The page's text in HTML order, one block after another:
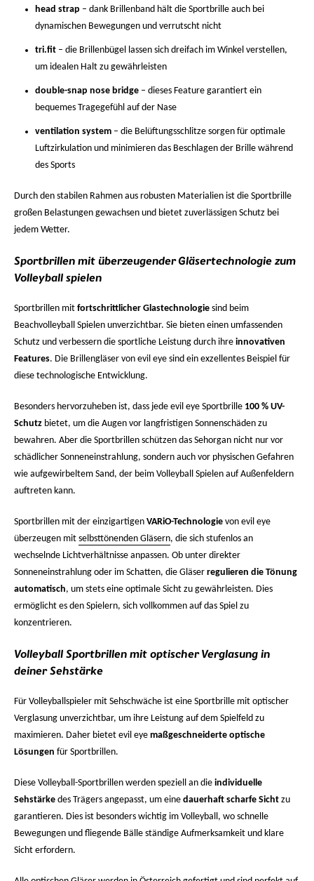
head strap – dank Brillenband hält die Sportbrille auch bei
dynamischen Bewegungen und verrutscht nicht
tri.fit – die Brillenbügel lassen sich dreifach im Winkel verstellen,
um idealen Halt zu gewährleisten
double-snap nose bridge – dieses Feature garantiert ein
bequemes Tragegefühl auf der Nase
ventilation system – die Belüftungsschlitze sorgen für optimale
Luftzirkulation und minimieren das Beschlagen der Brille während
des Sports
Durch den stabilen Rahmen aus robusten Materialien ist die Sportbrille
großen Belastungen gewachsen und bietet zuverlässigen Schutz bei
jedem Wetter.
Sportbrillen mit überzeugender Gläsertechnologie zum
Volleyball spielen
Sportbrillen mit fortschrittlicher Glastechnologie sind beim
Beachvolleyball Spielen unverzichtbar. Sie bieten einen umfassenden
Schutz und verbessern die sportliche Leistung durch ihre innovativen
Features. Die Brillengläser von evil eye sind ein exzellentes Beispiel für
diese technologische Entwicklung.
Besonders hervorzuheben ist, dass jede evil eye Sportbrille 100 % UV-
Schutz bietet, um die Augen vor langfristigen Sonnenschäden zu
bewahren. Aber die Sportbrillen schützen das Sehorgan nicht nur vor
schädlicher Sonneneinstrahlung, sondern auch vor physischen Gefahren
wie aufgewirbeltem Sand, der beim Volleyball Spielen auf Außenfeldern
auftreten kann.
Sportbrillen mit der einzigartigen VARiO-Technologie von evil eye
überzeugen mit selbsttönenden Gläsern, die sich stufenlos an
wechselnde Lichtverhältnisse anpassen. Ob unter direkter
Sonneneinstrahlung oder im Schatten, die Gläser regulieren die Tönung
automatisch, um stets eine optimale Sicht zu gewährleisten. Dies
ermöglicht es den Spielern, sich vollkommen auf das Spiel zu
konzentrieren.
Volleyball Sportbrillen mit optischer Verglasung in
deiner Sehstärke
Für Volleyballspieler mit Sehschwäche ist eine Sportbrille mit optischer
Verglasung unverzichtbar, um ihre Leistung auf dem Spielfeld zu
maximieren. Daher bietet evil eye maßgeschneiderte optische
Lösungen für Sportbrillen.
Diese Volleyball-Sportbrillen werden speziell an die individuelle
Sehstärke des Trägers angepasst, um eine dauerhaft scharfe Sicht zu
garantieren. Dies ist besonders wichtig im Volleyball, wo schnelle
Bewegungen und fliegende Bälle ständige Aufmerksamkeit und klare
Sicht erfordern.